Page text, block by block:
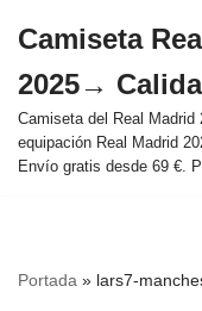
al
contenido
Camiseta
2025→
Camiseta del Real Madrid
equipación Real Madrid
Envío gratis desde 69 €.
Portada » lars7-